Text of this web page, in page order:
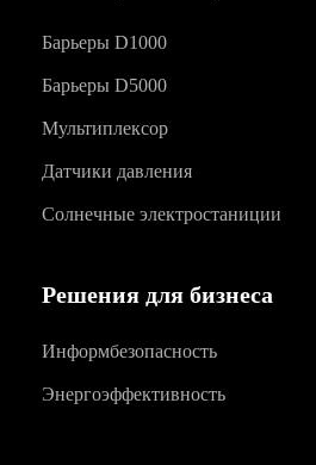
Барьеры D1000
Барьеры D5000
Мультиплексор
Датчики давления
Солнечные электростаниции
Решения для бизнеса
Информбезопасность
Энергоэффективность